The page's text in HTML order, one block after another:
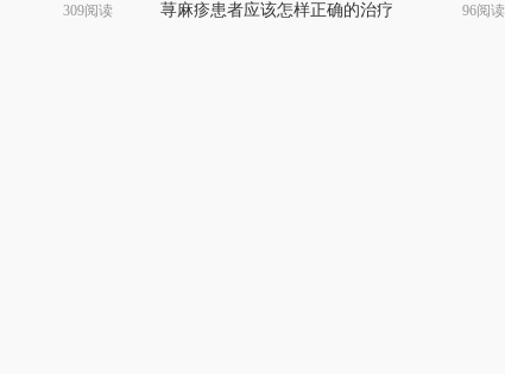
309阅读 荨麻疹患者应该怎样正确的治疗 96阅读